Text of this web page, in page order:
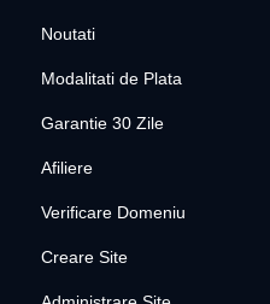
Noutati
Modalitati de Plata
Garantie 30 Zile
Afiliere
Verificare Domeniu
Creare Site